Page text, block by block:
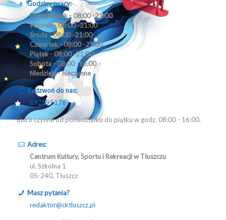
Godziny pracy:
Poniedziałek - 08:00 -21:00
Wtorek - 08:00 -21:00
Środa - 08:00 -21:00
Czwartek - 08:00 -21:00
Piątek - 08:00 -21:00
Sobota - 08:00 -16:00
Niedziela - nieczynne
Zadzwoń do nas:
692895176
Biuro czynne od poniedziałku do piątku w godz. 08:00 - 16:00.
Adres:
Centrum Kultury, Sportu i Rekreacji w Tłuszczu
ul. Szkolna 1
05-240, Tłuszcz
Masz pytania?
redaktor@cktluszcz.pl